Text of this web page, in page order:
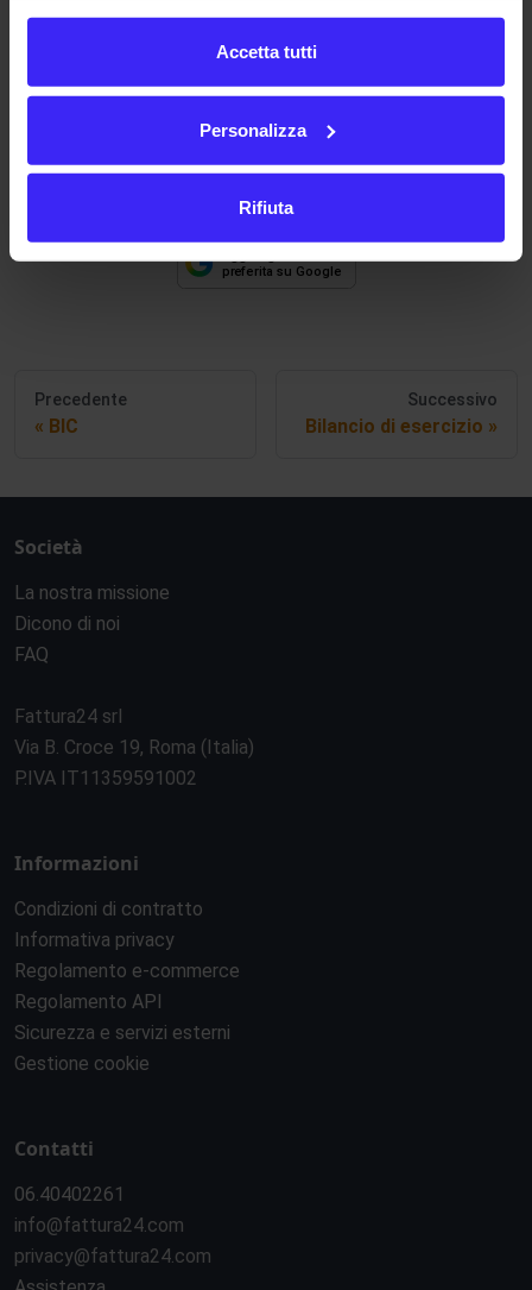
Accetta tutti
Personalizza
Rifiuta
commercialista, tributarista, esperto contabile,
) facendo attenzione a tenere aggiornata la
contabilità.
Precedente
BIC
Successivo
Bilancio di esercizio
Società
La nostra missione
Dicono di noi
FAQ
Fattura24 srl
Via B. Croce 19, Roma (Italia)
P.IVA IT11359591002
Informazioni
Condizioni di contratto
Informativa privacy
Regolamento e-commerce
Regolamento API
Sicurezza e servizi esterni
Gestione cookie
Contatti
06.40402261
info@fattura24.com
privacy@fattura24.com